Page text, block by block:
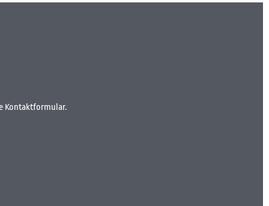
Kontaktformular.